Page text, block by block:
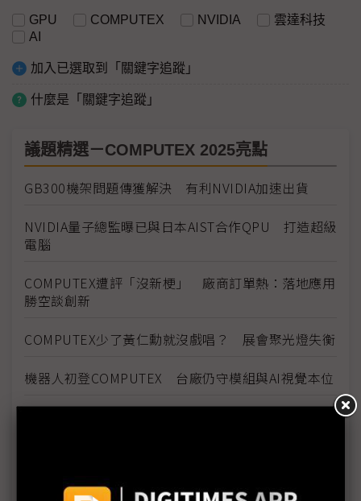
GPU COMPUTEX NVIDIA
雲達科技
AI
加入已選取到「關鍵字追蹤」
什麼是「關鍵字追蹤」
議題精選－COMPUTEX 2025亮點
GB300機架問題傳獲解決 有利NVIDIA加速出貨
NVIDIA量子總監曝已與日本AIST合作QPU 打造超級
電腦
COMPUTEX遭評「沒新梗」 廠商訂單熱：落地應用
勝空談創新
COMPUTEX少了黃仁勳就沒戲唱？ 展會聚光燈失衡
機器人初登COMPUTEX 台廠仍守模組與AI視覺本位
GB300搶鏡COMPUTEX 台廠硬實力實現機櫃高速進